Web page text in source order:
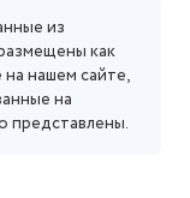
из
как
нашем сайте,
на
представлены.